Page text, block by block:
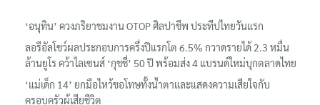
‘อนุทิน’ ควงภริยาชมงาน OTOP ศิลปาชีพ ประทีปไทยวันแรก
ลอรีอัลโชว์ผลประกอบการครึ่งปีแรกโต 6.5% กวาดรายได้ 2.3 หมื่น
ล้านยูโร คว้าไลเซนส์ ‘กุชชี่’ 50 ปี พร้อมส่ง 4 แบรนด์ใหม่บุกตลาดไทย
‘แม่เด็ก 14’ ยกมือไหว้ขอโทษทั้งน้ำตาและแสดงความเสียใจกับ
ครอบครัวผู้เสียชีวิต